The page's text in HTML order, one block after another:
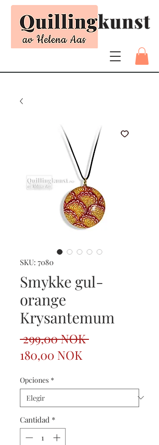
SKU: 7080
Smykke gul-
orange
Krysantemum
299,00 NOK Precio
180,00 NOK
oferta
Opciones *
Cantidad *